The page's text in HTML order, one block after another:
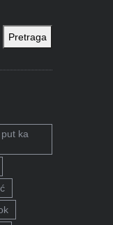
Pretraga
ka